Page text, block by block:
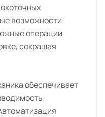
возможности
операции
сокращая
обеспечивает